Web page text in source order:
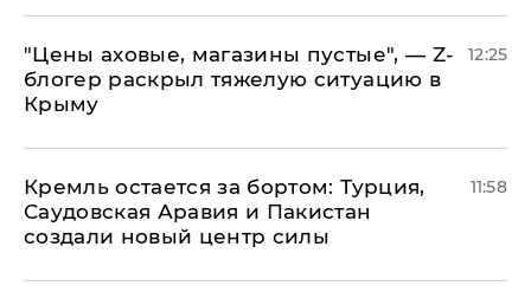
​"Цены аховые, магазины пустые", — Z-
блогер раскрыл тяжелую ситуацию в
Крыму
12:25
​Кремль остается за бортом: Турция,
Саудовская Аравия и Пакистан
создали новый центр силы
11:58